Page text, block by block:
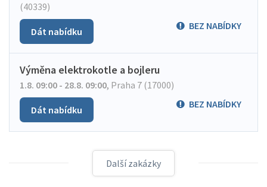
(40339)
BEZ NABÍDKY
Dát nabídku
Výměna elektrokotle a bojleru
1.8. 09:00 - 28.8. 09:00, Praha 7 (17000)
BEZ NABÍDKY
Dát nabídku
Další zakázky